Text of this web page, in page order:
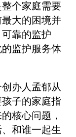
个家庭需要
大的困境并
靠的监护
监护服务体
办人孟郁从
子的家庭指
核心问题，
和谁一起生